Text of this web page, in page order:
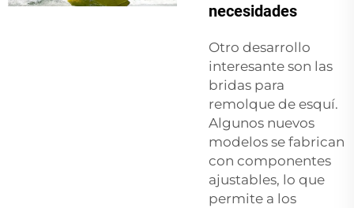
necesidades
Otro desarrollo
interesante son las
bridas para
remolque de esquí.
Algunos nuevos
modelos se fabrican
con componentes
ajustables, lo que
permite a los